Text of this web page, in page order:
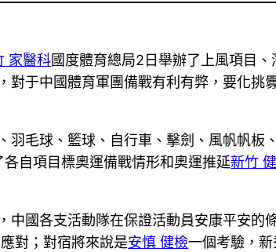
家醫科國度體育總局2日舉辦了上風項目
于中國體育軍團備戰有利有弊，要化挑
毛球、籃球、自行車、擊劍、風帆帆板
各自項目標奧運備戰情形和奧運推延新竹
國各支活動隊在保證活動員安康平安的
對；對宿將來說是安慎 健檢一個考驗，